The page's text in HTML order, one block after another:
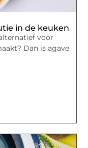
in de keuken
voor
Dan is agave